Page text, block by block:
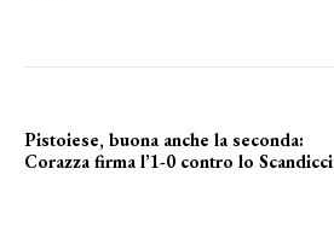
Pistoiese, buona anche la seconda:
Corazza firma l’1-0 contro lo Scandicci